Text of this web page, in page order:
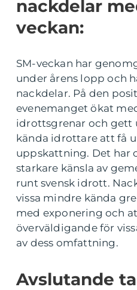
nackdelar
veckan:
SM-veckan har
under årens lopp och
nackdelar. På den
evenemanget ökat
idrottsgrenar och gett
kända idrottare att få
uppskattning. Det har
starkare känsla av
runt svensk idrott.
vissa mindre kända
med exponering och
överväldigande för
av dess omfattning.
Avslutande